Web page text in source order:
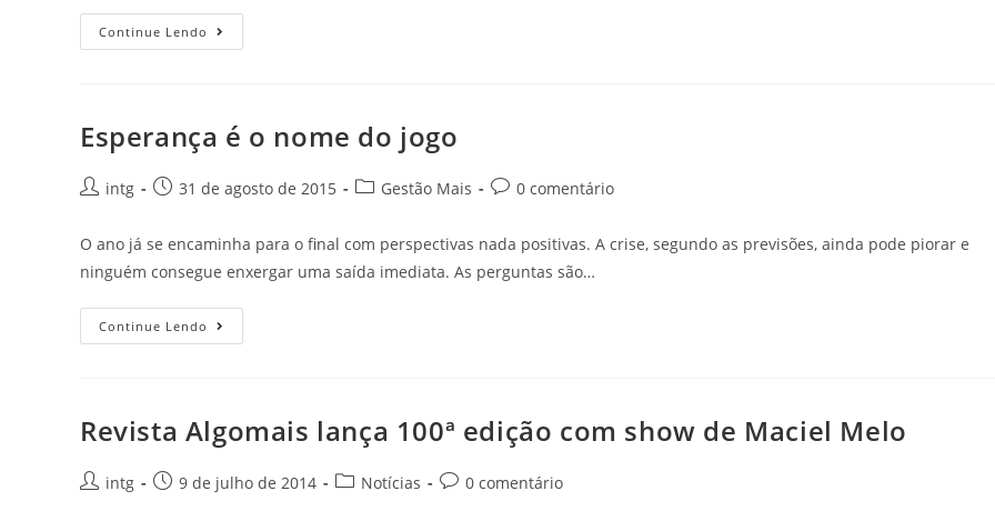
Continue Lendo
Esperança é o nome do jogo
intg 31 de agosto de 2015 Gestão Mais 0 comentário
O ano já se encaminha para o final com perspectivas nada positivas. A crise, segundo as previsões, ainda pode piorar e
ninguém consegue enxergar uma saída imediata. As perguntas são…
Continue Lendo
Revista Algomais lança 100ª edição com show de Maciel Melo
intg 9 de julho de 2014 Notícias 0 comentário